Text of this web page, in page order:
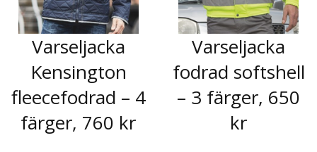
Varseljacka
Kensington
fleecefodrad – 4
färger, 760 kr
Varseljacka
fodrad softshell
– 3 färger, 650
kr